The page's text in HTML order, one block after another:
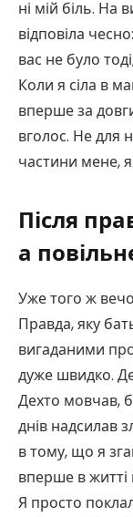
ні мій біль. На
відповіла
вас не було
Коли я сіла в
вперше за
вголос. Не для
частини мене,
Після
а
Уже того ж
Правда, яку
вигаданими
дуже швидко.
Дехто мовчав,
днів надсилав
в тому, що я
вперше в житті
Я просто